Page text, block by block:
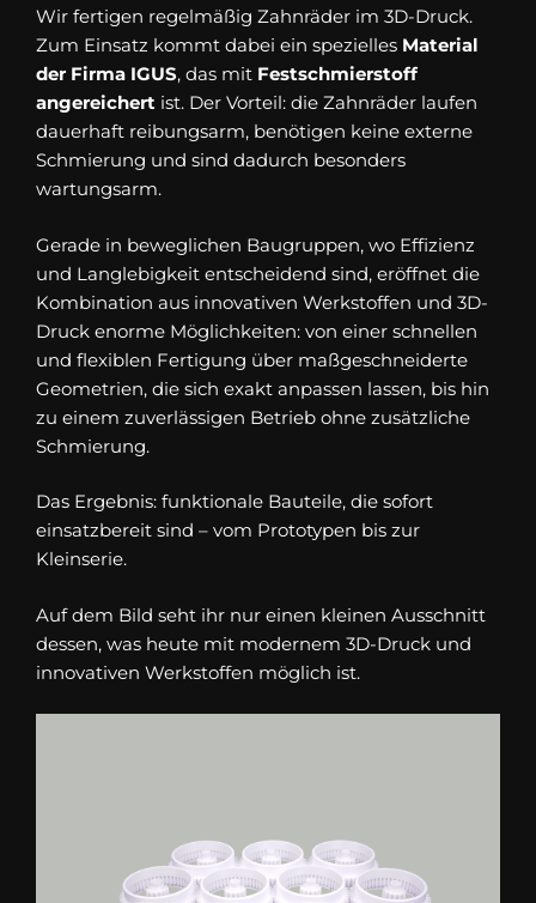
Wir fertigen regelmäßig Zahnräder im 3D-Druck.
Zum Einsatz kommt dabei ein spezielles Material
der Firma IGUS, das mit Festschmierstoff
angereichert ist. Der Vorteil: die Zahnräder laufen
dauerhaft reibungsarm, benötigen keine externe
Schmierung und sind dadurch besonders
wartungsarm.
Gerade in beweglichen Baugruppen, wo Effizienz
und Langlebigkeit entscheidend sind, eröffnet die
Kombination aus innovativen Werkstoffen und 3D-
Druck enorme Möglichkeiten: von einer schnellen
und flexiblen Fertigung über maßgeschneiderte
Geometrien, die sich exakt anpassen lassen, bis hin
zu einem zuverlässigen Betrieb ohne zusätzliche
Schmierung.
Das Ergebnis: funktionale Bauteile, die sofort
einsatzbereit sind – vom Prototypen bis zur
Kleinserie.
Auf dem Bild seht ihr nur einen kleinen Ausschnitt
dessen, was heute mit modernem 3D-Druck und
innovativen Werkstoffen möglich ist.